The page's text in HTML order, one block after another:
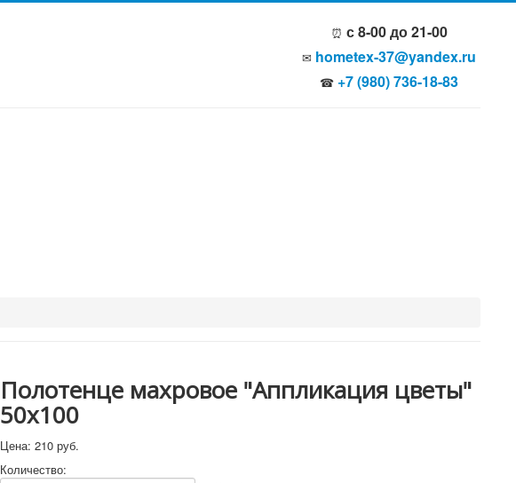
⏰ с 8-00 до 21-00
✉ hometex-37@yandex.ru
☎ +7 (980) 736-18-83
Полотенце махровое "Аппликация цветы"
50x100
Цена:210 руб.
Количество: